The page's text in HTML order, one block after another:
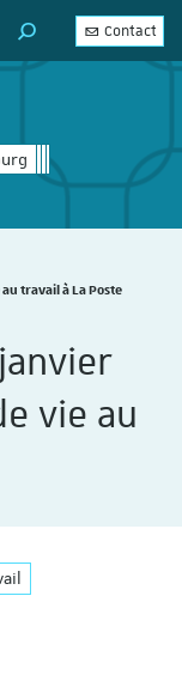
MOTEUR DE
Contact
travail à La Poste
vie au